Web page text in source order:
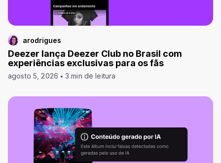
arodrigues
Deezer lança Deezer Club no Brasil com
experiências exclusivas para os fãs
agosto 5, 2026 3 min de leitura